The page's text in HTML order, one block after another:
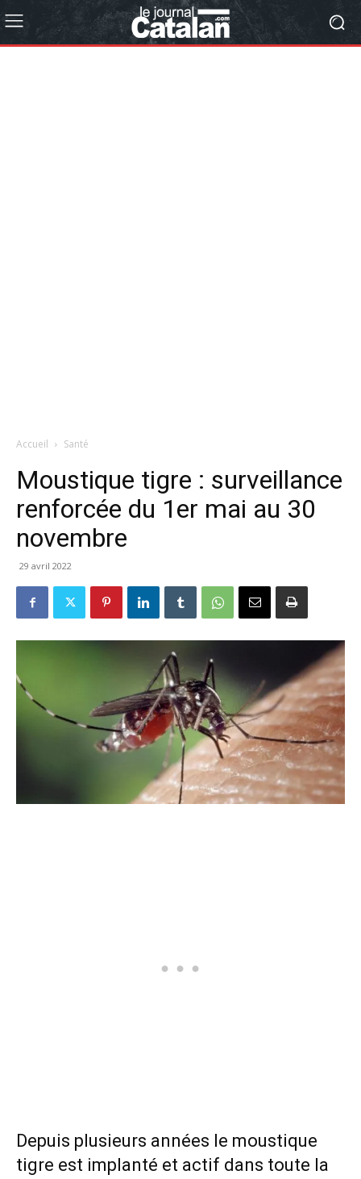
Accueil Santé
Moustique tigre : surveillance
renforcée du 1er mai au 30
novembre
29 avril 2022
Depuis plusieurs années le moustique
tigre est implanté et actif dans toute la